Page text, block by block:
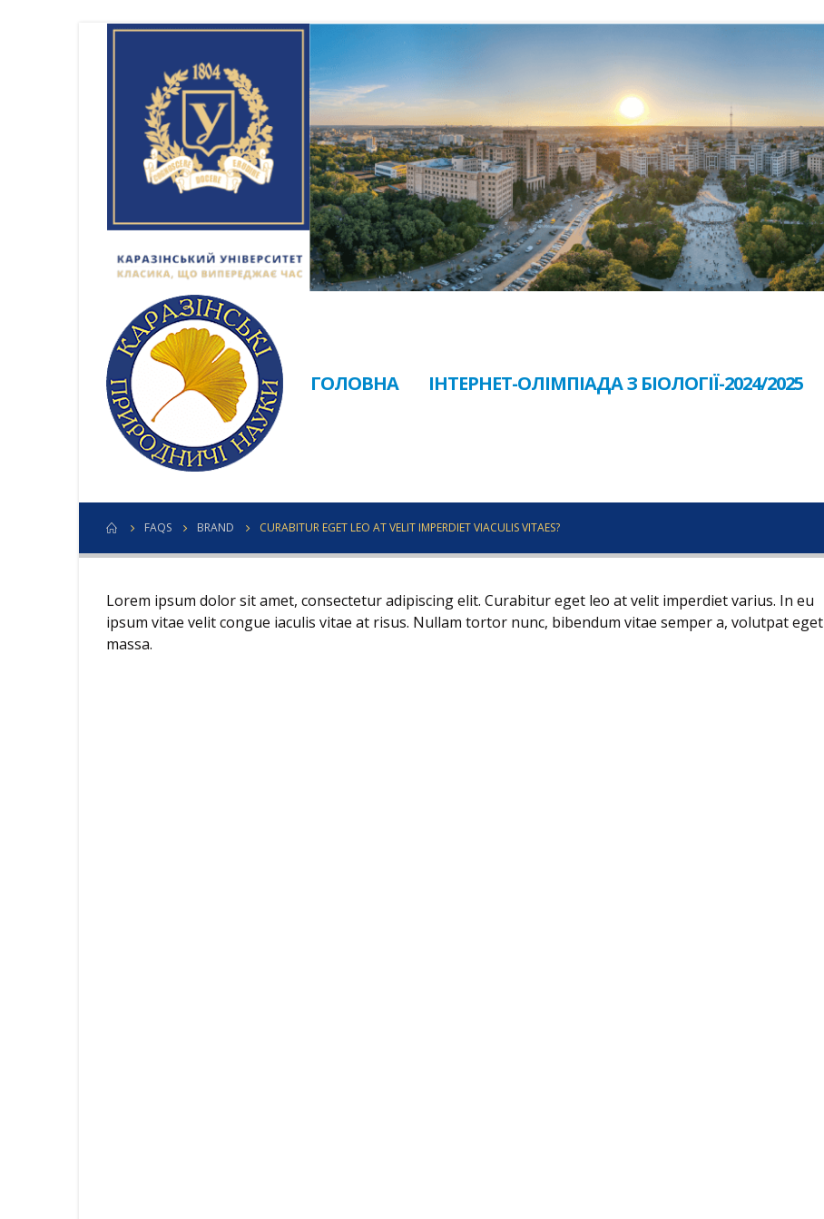
ГОЛОВНА ІНТЕРНЕТ-ОЛІМПІАДА З БІОЛОГІЇ-2024/2025
FAQS BRAND CURABITUR EGET LEO AT VELIT IMPERDIET VIACULIS VITAES?
Lorem ipsum dolor sit amet, consectetur adipiscing elit. Curabitur eget leo at velit imperdiet varius. In eu
ipsum vitae velit congue iaculis vitae at risus. Nullam tortor nunc, bibendum vitae semper a, volutpat eget
massa.